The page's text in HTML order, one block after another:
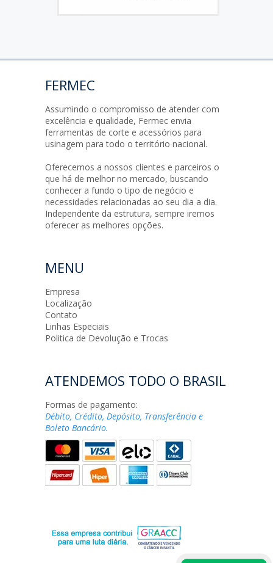
FERMEC
Assumindo o compromisso de atender com
excelência e qualidade, Fermec envia
ferramentas de corte e acessórios para
usinagem para todo o território nacional.
Oferecemos a nossos clientes e parceiros o
que há de melhor no mercado, buscando
conhecer a fundo o tipo de negócio e
necessidades relacionadas ao seu dia a dia.
Independente da estrutura, sempre iremos
oferecer as melhores opções.
MENU
Empresa
Localização
Contato
Linhas Especiais
Politica de Devolução e Trocas
ATENDEMOS TODO O BRASIL
Formas de pagamento:
Débito, Crédito, Depósito, Transferência e
Boleto Bancário.